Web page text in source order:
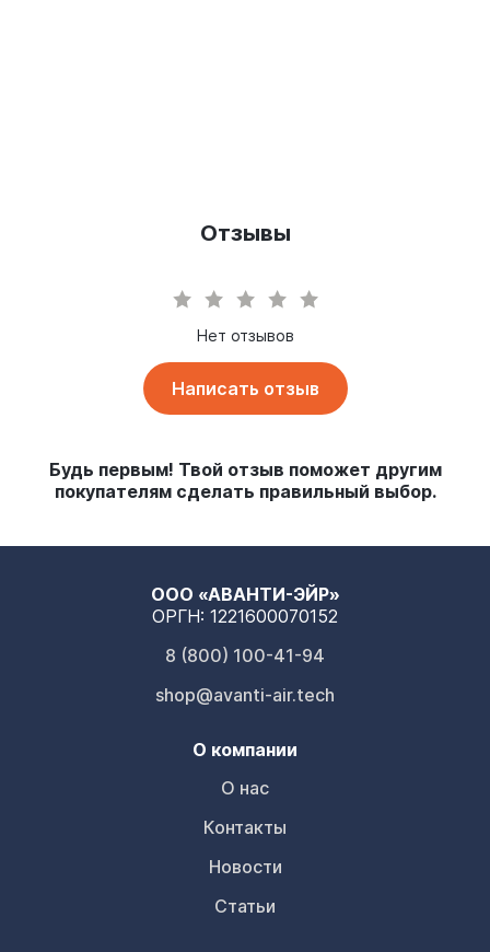
Отзывы
Нет отзывов
Написать отзыв
Будь первым! Твой отзыв поможет другим
покупателям сделать правильный выбор.
ООО «АВАНТИ-ЭЙР»
ОРГН: 1221600070152
8 (800) 100-41-94
shop@avanti-air.tech
О компании
О нас
Контакты
Новости
Статьи